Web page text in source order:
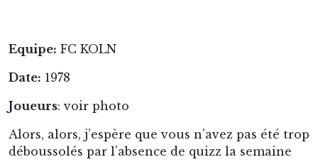
Equipe: FC KOLN
Date: 1978
Joueurs: voir photo
Alors, alors, j’espère que vous n’avez pas été trop
déboussolés par l’absence de quizz la semaine